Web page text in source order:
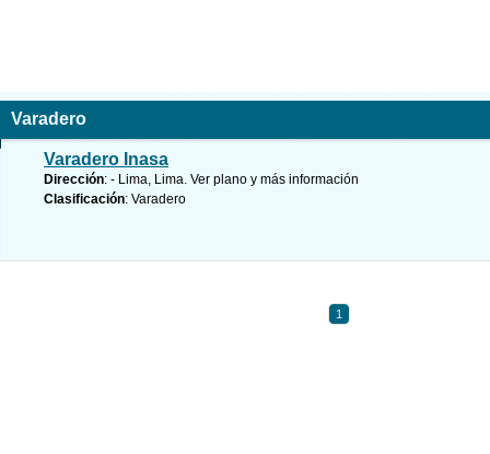
Varadero
Varadero Inasa
Dirección: - Lima, Lima. Ver plano y más información
Clasificación: Varadero
1